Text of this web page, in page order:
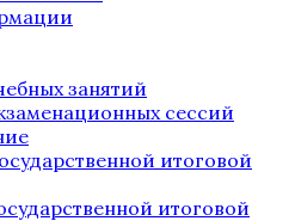
занятий
сессий
итоговой
итоговой